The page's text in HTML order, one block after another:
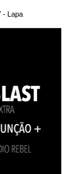
- Lapa